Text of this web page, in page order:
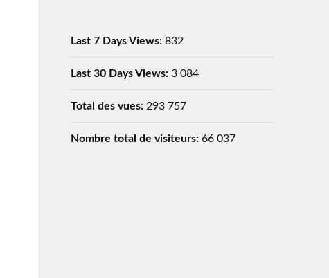
Last 7 Days Views: 832
Last 30 Days Views: 3 084
Total des vues: 293 757
Nombre total de visiteurs: 66 037